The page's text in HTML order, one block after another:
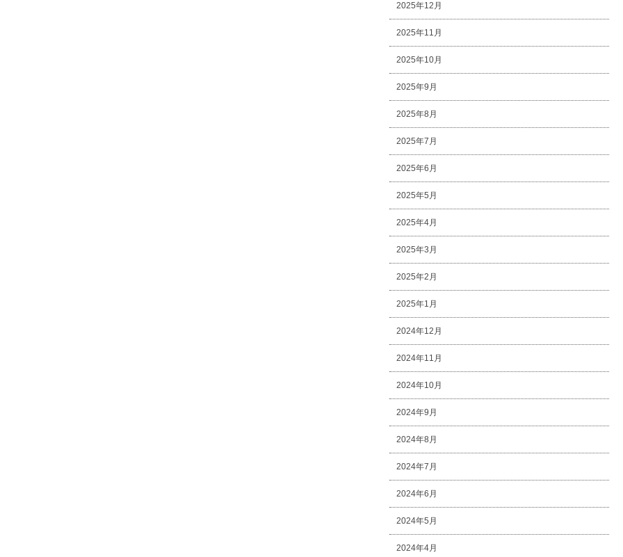
2025年12月
2025年11月
2025年10月
2025年9月
2025年8月
2025年7月
2025年6月
2025年5月
2025年4月
2025年3月
2025年2月
2025年1月
2024年12月
2024年11月
2024年10月
2024年9月
2024年8月
2024年7月
2024年6月
2024年5月
2024年4月